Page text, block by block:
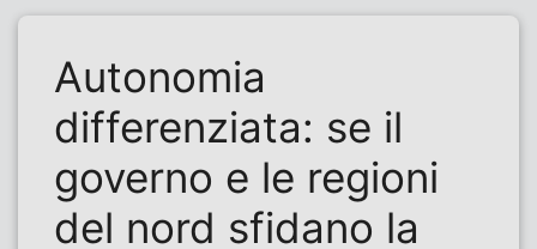
Autonomia
differenziata: se il
governo e le regioni
del nord sfidano la